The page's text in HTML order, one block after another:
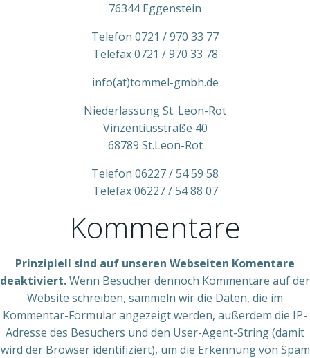
76344 Eggenstein
Telefon 0721 / 970 33 77
Telefax 0721 / 970 33 78
info(at)tommel-gmbh.de
Niederlassung St. Leon-Rot
Vinzentiusstraße 40
68789 St.Leon-Rot
Telefon 06227 / 54 59 58
Telefax 06227 / 54 88 07
Kommentare
Prinzipiell sind auf unseren Webseiten Komentare
deaktiviert.Wenn Besucher dennoch Kommentare auf der
Website schreiben, sammeln wir die Daten, die im
Kommentar-Formular angezeigt werden, außerdem die IP-
Adresse des Besuchers und den User-Agent-String (damit
wird der Browser identifiziert), um die Erkennung von Spam